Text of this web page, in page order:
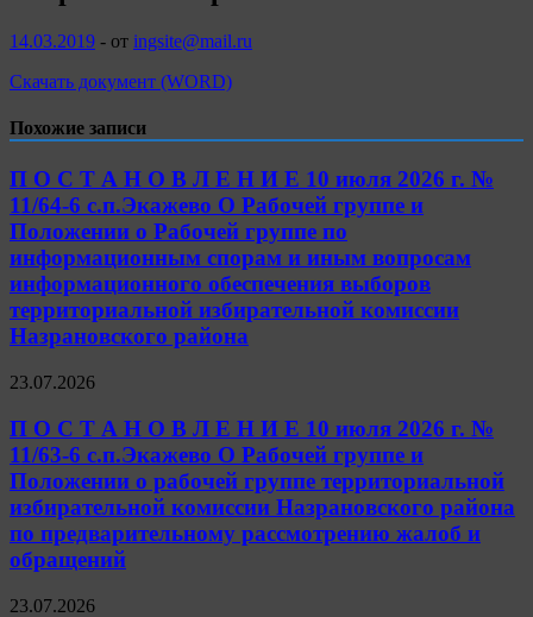
14.03.2019 - от ingsite@mail.ru
Скачать документ (WORD)
Похожие записи
П О С Т А Н О В Л Е Н И Е 10 июля 2026 г. №
11/64-6 с.п.Экажево О Рабочей группе и
Положении о Рабочей группе по
информационным спорам и иным вопросам
информационного обеспечения выборов
территориальной избирательной комиссии
Назрановского района
23.07.2026
П О С Т А Н О В Л Е Н И Е 10 июля 2026 г. №
11/63-6 с.п.Экажево О Рабочей группе и
Положении о рабочей группе территориальной
избирательной комиссии Назрановского района
по предварительному рассмотрению жалоб и
обращений
23.07.2026